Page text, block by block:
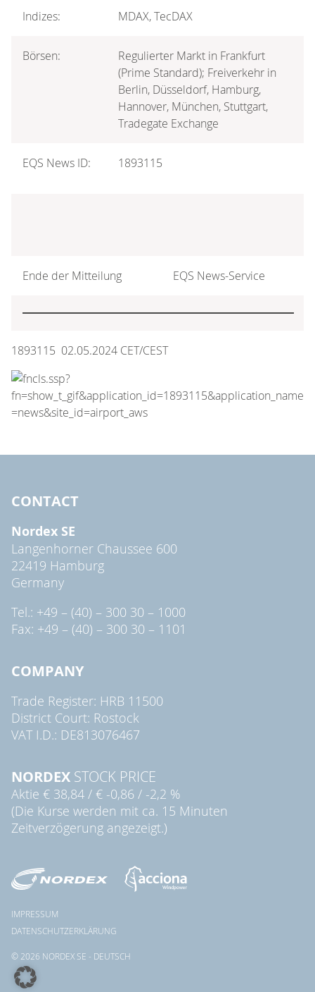
Indizes: MDAX, TecDAX
Börsen:
Regulierter Markt in Frankfurt
(Prime Standard); Freiverkehr in
Berlin, Düsseldorf, Hamburg,
Hannover, München, Stuttgart,
Tradegate Exchange
EQS News ID: 1893115
Ende der Mitteilung EQS News-Service
1893115 02.05.2024 CET/CEST
CONTACT
Nordex SE
Langenhorner Chaussee 600
22419 Hamburg
Germany
Tel.: +49 – (40) – 300 30 – 1000
Fax: +49 – (40) – 300 30 – 1101
COMPANY
Trade Register: HRB 11500
District Court: Rostock
VAT I.D.: DE813076467
NORDEX STOCK PRICE
Aktie € 38,84 / € -0,86 / -2,2 %
(Die Kurse werden mit ca. 15 Minuten
Zeitverzögerung angezeigt.)
© 2026 NORDEX SE - DEUTSCH
IMPRESSUM
DATENSCHUTZERKLÄRUNG